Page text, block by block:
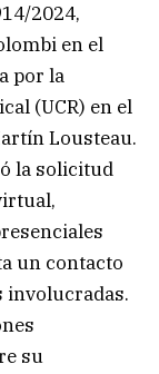
2024,
en el
por la
(UCR) en el
Lousteau.
la solicitud
un contacto
involucradas.
su